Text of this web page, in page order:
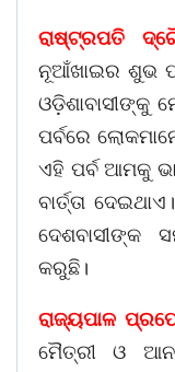
ରାଷ୍ଟ୍ରପତି
ନୂଆଁଖାଇର ଶୁଭ
ଓଡ଼ିଶାବାସୀଙ୍କୁ
ପର୍ବରେ
ଏହି ପର୍ବ ଆମକୁ
ବାର୍ତ୍ତା
ଦେଶବାସୀଙ୍କ
କରୁଛି।
ରାଜ୍ୟପାଳ
ମୈତ୍ରୀ ଓ